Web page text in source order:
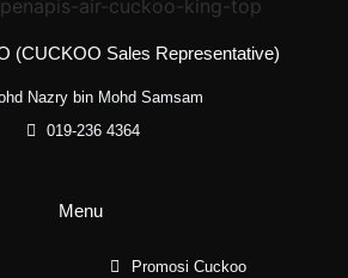
(CUCKOO Sales Representative)
Nazry bin Mohd Samsam
019-236 4364
Menu
Promosi Cuckoo